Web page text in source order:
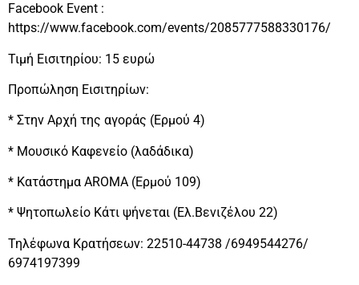
Facebook Event :
https://www.facebook.com/events/2085777588330176/
Τιμή Εισιτηρίου: 15 ευρώ
Προπώληση Εισιτηρίων:
* Στην Αρχή της αγοράς (Ερμού 4)
* Μουσικό Καφενείο (λαδάδικα)
* Κατάστημα AROMA (Ερμού 109)
* Ψητοπωλείο Κάτι ψήνεται (Ελ.Βενιζέλου 22)
Τηλέφωνα Κρατήσεων: 22510-44738 /6949544276/
6974197399